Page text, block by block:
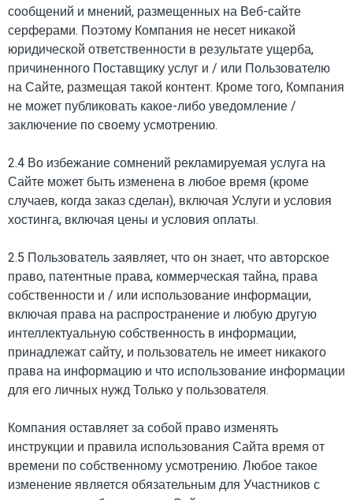
сообщений и мнений, размещенных на Веб-сайте
серферами. Поэтому Компания не несет никакой
юридической ответственности в результате ущерба,
причиненного Поставщику услуг и / или Пользователю
на Сайте, размещая такой контент. Кроме того, Компания
не может публиковать какое-либо уведомление /
заключение по своему усмотрению.
2.4 Во избежание сомнений рекламируемая услуга на
Сайте может быть изменена в любое время (кроме
случаев, когда заказ сделан), включая Услуги и условия
хостинга, включая цены и условия оплаты.
2.5 Пользователь заявляет, что он знает, что авторское
право, патентные права, коммерческая тайна, права
собственности и / или использование информации,
включая права на распространение и любую другую
интеллектуальную собственность в информации,
принадлежат сайту, и пользователь не имеет никакого
права на информацию и что использование информации
для его личных нужд Только у пользователя.
Компания оставляет за собой право изменять
инструкции и правила использования Сайта время от
времени по собственному усмотрению. Любое такое
изменение является обязательным для Участников с